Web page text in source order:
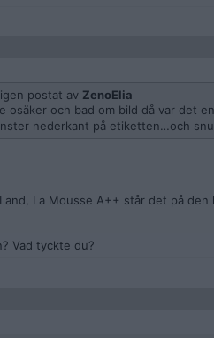
postat av ZenoElia
osäker och bad om bild då var det
nederkant på etiketten…och
La Mousse A++ står det på den
Vad tyckte du?